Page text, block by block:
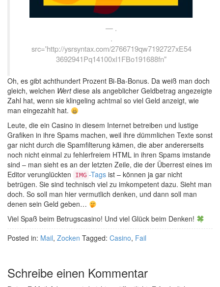
.
.
src='http://ysrsyntax.com/2766719qw7192727xE54
3692941Pq14100xI1FBo191688fn"
Oh, es gibt achthundert Prozent Bi-Ba-Bonus. Da weiß man doch
gleich, welchen Wertdiese als angeblicher Geldbetrag angezeigte
Zahl hat, wenn sie klingeling achtmal so viel Geld anzeigt, wie
man eingezahlt hat.
Leute, die ein Casino in diesem Internet betreiben und lustige
Grafiken in ihre Spams machen, weil ihre dümmlichen Texte sonst
gar nicht durch die Spamfilterung kämen, die aber andererseits
noch nicht einmal zu fehlerfreiem HTML in ihren Spams imstande
sind – man sieht es an der letzten Zeile, die der Überrest eines im
Editor verunglückten
IMG -Tags ist – können ja gar nicht
betrügen. Sie sind technisch viel zu imkompetent dazu. Sieht man
doch. So soll man hier vermutlich denken, und dann soll man
denen sein Geld geben…
Viel Spaß beim Betrugscasino! Und viel Glück beim Denken!
Posted in: Mail, Zocken Tagged: Casino, Fail
Schreibe einen Kommentar